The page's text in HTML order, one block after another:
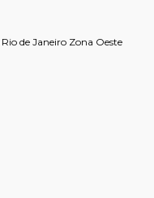
Rio de Janeiro Zona Oeste